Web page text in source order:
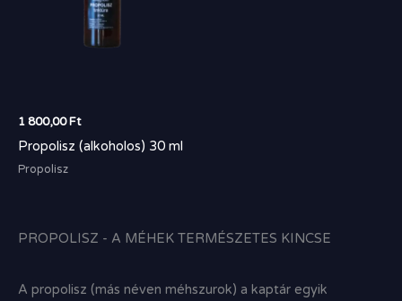
1 800,00Ft
Propolisz (alkoholos) 30 ml
Propolisz
PROPOLISZ - A MÉHEK TERMÉSZETES KINCSE
A propolisz (más néven méhszurok) a kaptár egyik